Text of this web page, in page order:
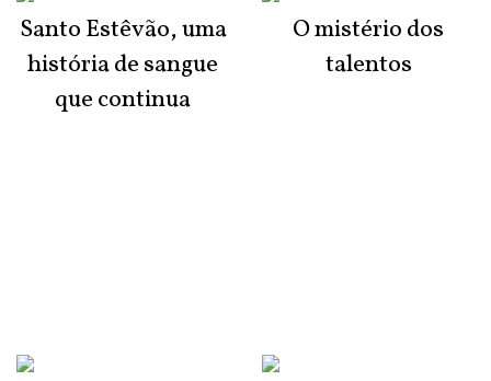
Santo Estêvão, uma
história de sangue
que continua
O mistério dos
talentos